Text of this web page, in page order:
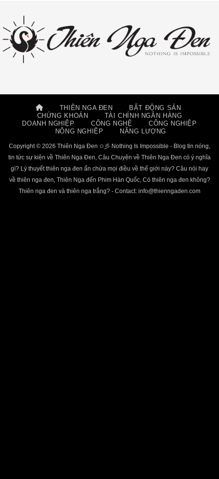
THIÊN NGA ĐEN
BẤT ĐỘNG SẢN
CHỨNG KHOÁN
TÀI CHÍNH NGÂN HÀNG
DOANH NGHIỆP
CÔNG NGHỆ
CÔNG NGHIỆP
NÔNG NGHIỆP
NĂNG LƯỢNG
Copyright © 2026 Thiên Nga Đen ✩彡 Nothing Is Impossible - Blog tin nóng,
tin tức sự kiện về Thiên Nga Đen, Câu Chuyện về Thiên Nga Đen có ý nghĩa
gì? Lý thuyết thiên nga đen ẩn chứa mọi điều về thế giới này? Câu nói hay
về thiên nga đen, Thiên Nga đến Phim Hàn Quốc, Có thiên nga đen không?
Thiên nga đen và thiên nga trắng? - Contact: info@thienngaden.com